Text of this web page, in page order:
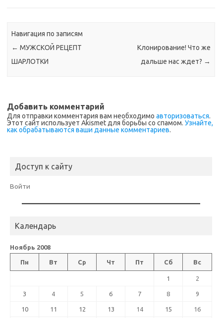
Навигация по записям
← МУЖСКОЙ РЕЦЕПТ
ШАРЛОТКИ
Клонирование! Что же
дальше нас ждет? →
Добавить комментарий
Для отправки комментария вам необходимо авторизоваться.
Этот сайт использует Akismet для борьбы со спамом. Узнайте,
как обрабатываются ваши данные комментариев.
Доступ к сайту
Войти
Календарь
Ноябрь 2008
Пн Вт Ср Чт Пт Сб Вс
1 2
3 4 5 6 7 8 9
10 11 12 13 14 15 16